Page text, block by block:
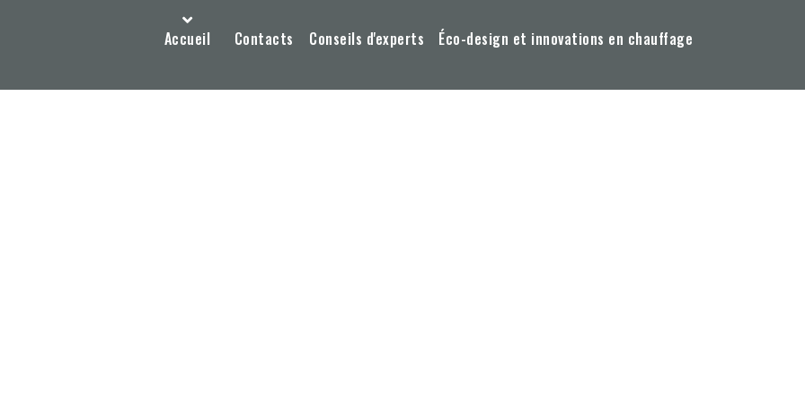
Accueil Contacts Conseils d'experts Éco-design et innovations en chauffage